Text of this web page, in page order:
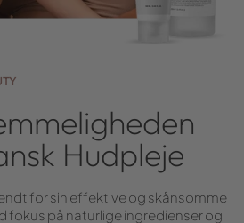
Hudpleje
for sin effektive og skånsomme
fokus på naturlige ingredienser og